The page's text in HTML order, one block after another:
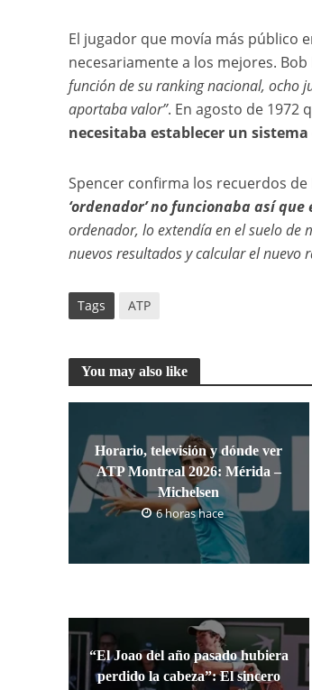
El jugador que movía más público
necesariamente a los mejores.
función de su ranking nacional, ocho
aportaba valor”. En agosto de 1972
necesitaba establecer un
Spencer confirma los recuerdos
‘ordenador’ no funcionaba así que
ordenador, lo extendía en el suelo de
nuevos resultados y calcular el nuevo
Tags ATP
You may also like
Horario, televisión y dónde ver
ATP Montreal 2026: Mérida –
Michelsen
6 horas hace
“El Joao del año pasado hubiera
perdido la cabeza”: El sincero